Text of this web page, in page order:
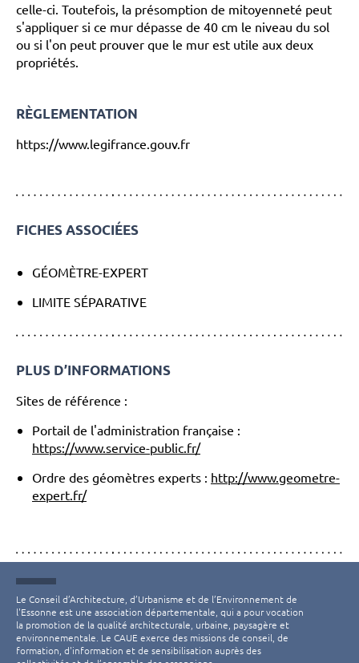
celle-ci. Toutefois, la présomption de mitoyenneté peut
s'appliquer si ce mur dépasse de 40 cm le niveau du sol
ou si l'on peut prouver que le mur est utile aux deux
propriétés.
RÈGLEMENTATION
https://www.legifrance.gouv.fr
FICHES ASSOCIÉES
GÉOMÈTRE-EXPERT
LIMITE SÉPARATIVE
PLUS D’INFORMATIONS
Sites de référence :
Portail de l'administration française :
https://www.service-public.fr/
Ordre des géomètres experts : http://www.geometre-
expert.fr/
Le Conseil d’Architecture, d’Urbanisme et de l’Environnement de
l'Essonne est une association départementale, qui a pour vocation
la promotion de la qualité architecturale, urbaine, paysagère et
environnementale. Le CAUE exerce des missions de conseil, de
formation, d'information et de sensibilisation auprès des